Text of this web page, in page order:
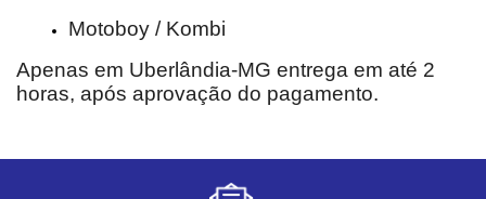
Motoboy / Kombi
Apenas em Uberlândia-MG entrega em até 2
horas, após aprovação do pagamento.